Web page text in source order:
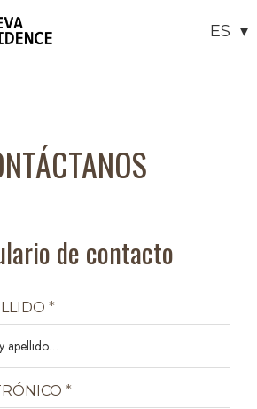
de contacto
*
*